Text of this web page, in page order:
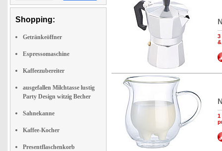
Shopping:
Getränkeöffner
Espressomaschine
Kaffeezubereiter
ausgefallen Milchtasse lustig
Party Design witzig Becher
Sahnekanne
Kaffee-Kocher
Presentflaschenkorb
3
1